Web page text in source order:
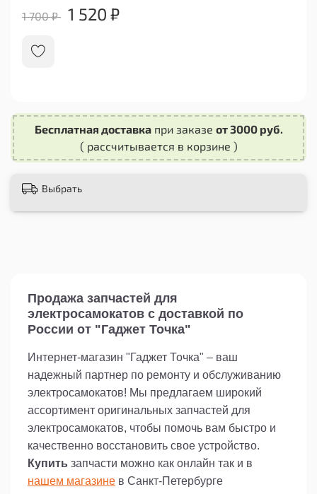
1 700 ₽ 1 520 ₽
высококачественного материала, она обладает
прочностью и долговечностью, что позволяет
любых типах поверхности.
деки, обеспечивая идеальную посадку без
необходимости внесения каких-либо
изменений или модификаций.
защиты придает вашему самокату стильный и
электросамоката Ninebot MAX G30.
Приобретите металлическую защиту деки
прямо сейчас и обеспечьте безопасность и
сохранность вашего самоката на долгие годы
Закажите металлическую защиту деки для
электросамоката Ninebot MAX G30 прямо
сейчас и позаботьтесь о сохранности вашего
самоката!
Бесплатная доставкапри заказе от 3000 руб.
( рассчитывается в корзине )
Выбрать
Продажа запчастей для
электросамокатов с доставкой по
России от "Гаджет Точка"
Интернет-магазин "Гаджет Точка" – ваш
надежный партнер по ремонту и обслуживанию
электросамокатов! Мы предлагаем широкий
ассортимент оригинальных запчастей для
электросамокатов, чтобы помочь вам быстро и
качественно восстановить свое устройство.
Купить запчасти можно как онлайн так и в
нашем магазине в Санкт-Петербурге